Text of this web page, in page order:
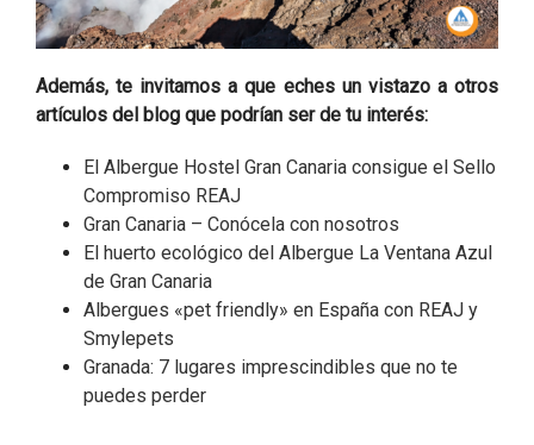
Además, te invitamos a que eches un vistazo a otros
artículos del blog que podrían ser de tu interés:
El Albergue Hostel Gran Canaria consigue el Sello
Compromiso REAJ
Gran Canaria – Conócela con nosotros
El huerto ecológico del Albergue La Ventana Azul
de Gran Canaria
Albergues «pet friendly» en España con REAJ y
Smylepets
Granada: 7 lugares imprescindibles que no te
puedes perder